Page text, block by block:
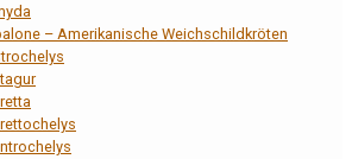
– Amerikanische Weichschildkröten